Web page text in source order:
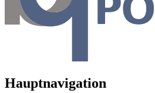
Hauptnavigation